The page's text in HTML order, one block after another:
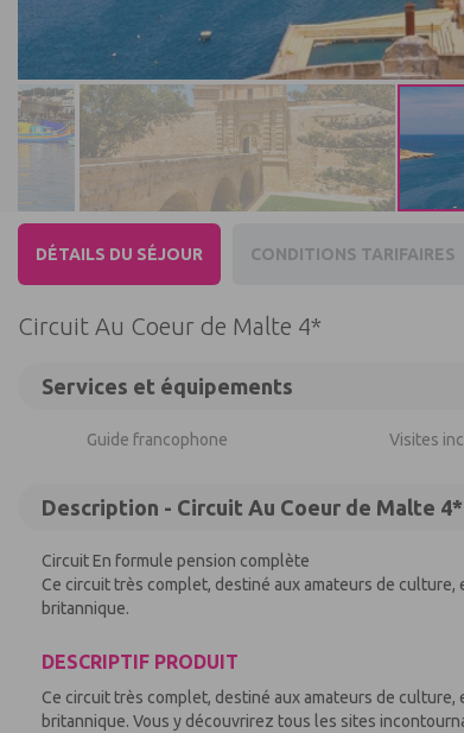
DÉTAILS DU SÉJOUR CONDITIONS TARIFAIRES
Circuit Au Coeur de Malte 4*
Services et équipements
Guide francophone Visites
Description - Circuit Au Coeur de Malte 4*
Circuit En formule pension complète
Ce circuit très complet, destiné aux amateurs de
britannique.
DESCRIPTIF PRODUIT
Ce circuit très complet, destiné aux amateurs de
britannique. Vous y découvrirez tous les sites